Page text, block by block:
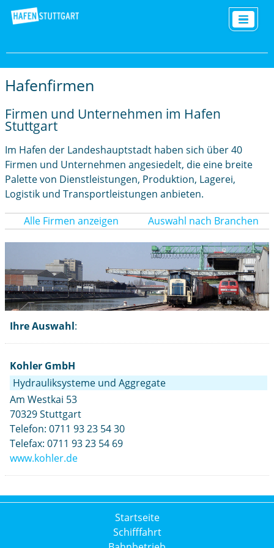
Hafenfirmen
Firmen und Unternehmen im Hafen
Stuttgart
Im Hafen der Landeshauptstadt haben sich über 40
Firmen und Unternehmen angesiedelt, die eine breite
Palette von Dienstleistungen, Produktion, Lagerei,
Logistik und Transportleistungen anbieten.
Alle Firmen anzeigen Auswahl nach Branchen
Ihre Auswahl:
Kohler GmbH
Hydrauliksysteme und Aggregate
Am Westkai 53
70329 Stuttgart
Telefon: 0711 93 23 54 30
Telefax: 0711 93 23 54 69
www.kohler.de
Startseite
Schifffahrt